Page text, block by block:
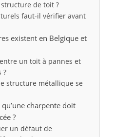
de toit ?
faut-il vérifier avant
existent en Belgique et
un toit à pannes et
?
structure métallique se
charpente doit
?
un défaut de